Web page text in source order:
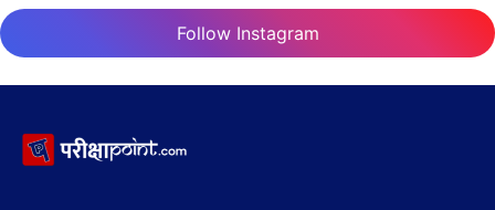
Follow Instagram